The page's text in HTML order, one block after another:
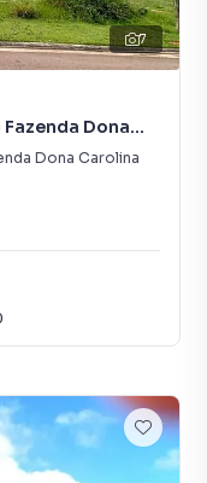
7
Dona
Dona Carolina